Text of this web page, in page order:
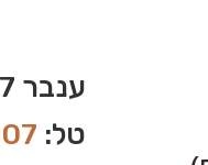
ענבר 7 סגולה, פ״ת
טל: